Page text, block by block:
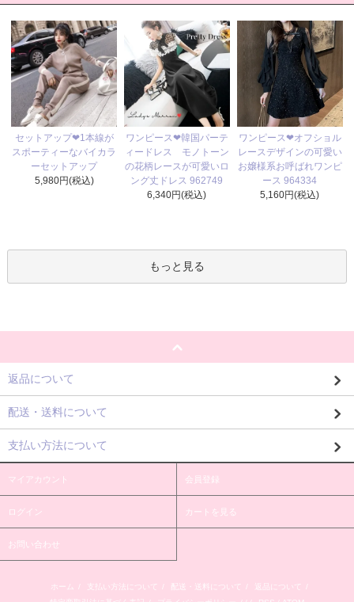
セットアップ❤1本線が
スポーティーなバイカラ
ーセットアップ
5,980円(税込)
ワンピース❤韓国パーテ
ィードレス モノトーン
の花柄レースが可愛いロ
ング丈ドレス 962749
6,340円(税込)
ワンピース❤オフショル
レースデザインの可愛い
お嬢様系お呼ばれワンピ
ース 964334
5,160円(税込)
もっと見る
返品について
配送・送料について
支払い方法について
マイアカウント 会員登録
ログイン カートを見る
お問い合わせ
ホーム / 支払い方法について / 配送・送料について / 返品について
/